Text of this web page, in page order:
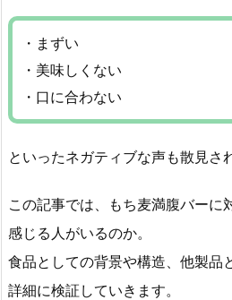
・まずい
・美味しくない
・口に合わない
といったネガティブな声も散見さ
この記事では、もち麦満腹バーに
感じる人がいるのか。
食品としての背景や構造、他製品
詳細に検証していきます。